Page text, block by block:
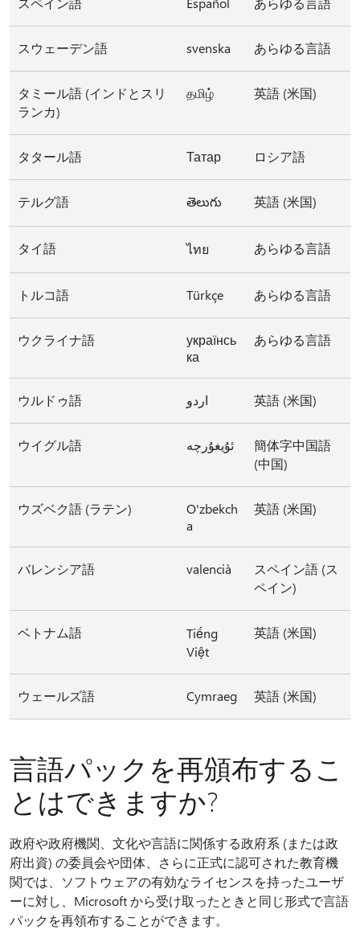
スウェーデン語 svenska あらゆる言語
タミール語 (インドとスリ
ランカ)
தமிழ் 英語 (米国)
タタール語 Татар ロシア語
テルグ語 తెలుగు 英語 (米国)
タイ語 ไทย あらゆる言語
トルコ語 Türkçe あらゆる言語
ウクライナ語
українсь
ка
あらゆる言語
ウルドゥ語 اردو 英語 (米国)
ウイグル語 ئۇيغۇرچە
簡体字中国語
(中国)
ウズベク語 (ラテン)
O'zbekch
a
英語 (米国)
バレンシア語 valencià
スペイン語 (ス
ペイン)
ベトナム語
Tiếng
Việt
英語 (米国)
ウェールズ語 Cymraeg 英語 (米国)
言語パックを再頒布するこ
とはできますか?
政府や政府機関、文化や言語に関係する政府系 (または政
府出資) の委員会や団体、さらに正式に認可された教育機
関では、ソフトウェアの有効なライセンスを持ったユーザ
ーに対し、Microsoft から受け取ったときと同じ形式で言語
パックを再領布することができます。